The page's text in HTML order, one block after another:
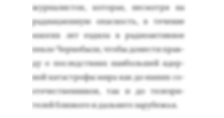
жур­на­лис­ток, ко­торая, нес­мотря на
ра­ди­аци­он­ную опас­ность, в те­чение
мно­гих лет ез­ди­ла в ра­ди­оак­тивное
пек­ло Чер­но­быля, что­бы до­нес­ти прав­
ду о пос­ледс­тви­ях на­иболь­шей ядер­
ной ка­тас­тро­фы ми­ра как до на­ших со­
оте­чес­твен­ни­ков, так и до те­лез­ри­
телей близ­ко­го и даль­не­го за­рубежья.